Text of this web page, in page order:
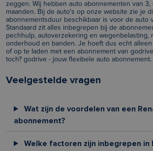
zeggen. Wij hebben auto abonnementen van 3,
maanden. Bij de auto's op onze website zie je
abonnementsduur beschikbaar is voor de auto
Standaard zit alles inbegrepen bij de
pechhulp, autoverzekering en wegenbelasting,
onderhoud en banden. Je hoeft dus echt
of op te laden met een abonnement van
toch? godrive - jouw flexibele auto abonnement.
Veelgestelde vragen
Wat zijn de voordelen van een
abonnement?
Welke factoren zijn inbegrepen in